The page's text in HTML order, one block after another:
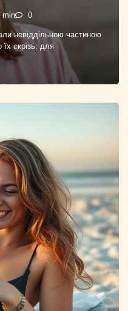
min 0
невіддільною частиною
скрізь: для